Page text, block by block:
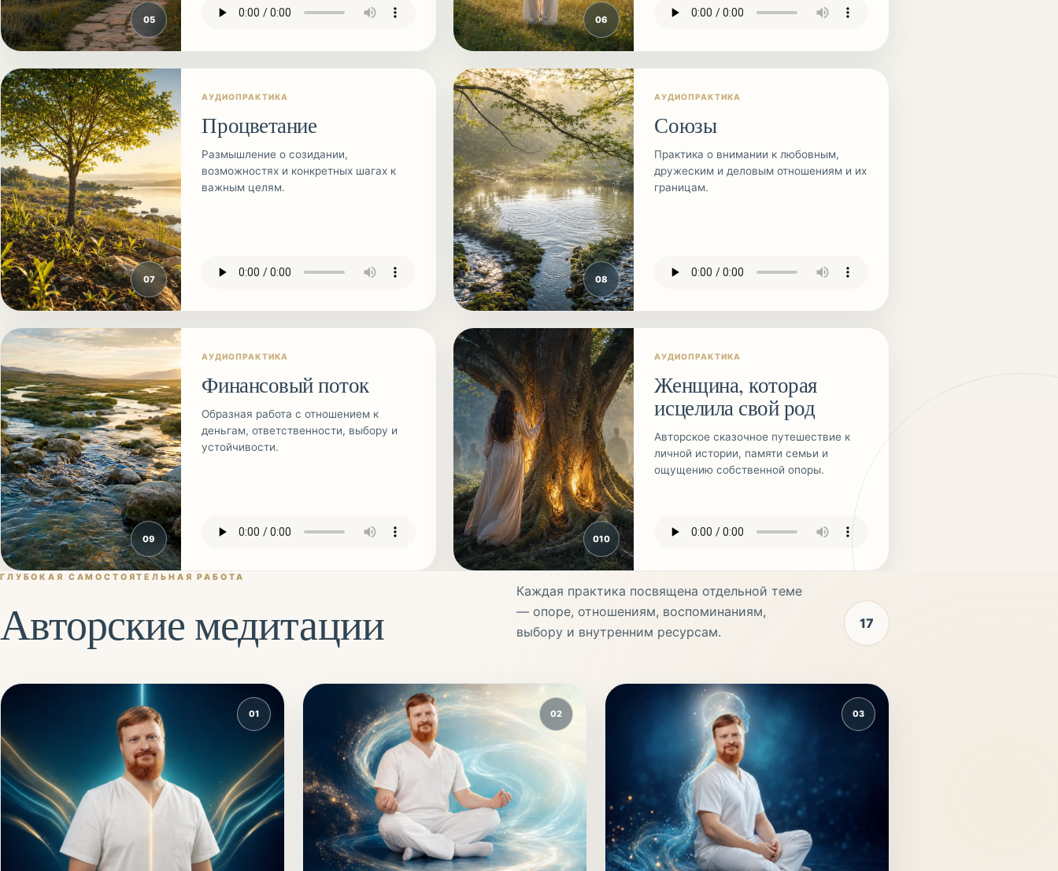
05 06
07
АУДИОПРАКТИКА
Процветание
Размышление о созидании,
возможностях и конкретных шагах к
важным целям.
08
АУДИОПРАКТИКА
Союзы
Практика о внимании к любовным,
дружеским и деловым отношениям и их
границам.
09
АУДИОПРАКТИКА
Финансовый поток
Образная работа с отношением к
деньгам, ответственности, выбору и
устойчивости.
010
АУДИОПРАКТИКА
Женщина, которая
исцелила свой род
Авторское сказочное путешествие к
личной истории, памяти семьи и
ощущению собственной опоры.
ГЛУБОКАЯ САМОСТОЯТЕЛЬНАЯ РАБОТА
Авторские медитации
Каждая практика посвящена отдельной теме
— опоре, отношениям, воспоминаниям,
выбору и внутренним ресурсам.
17
01 02 03